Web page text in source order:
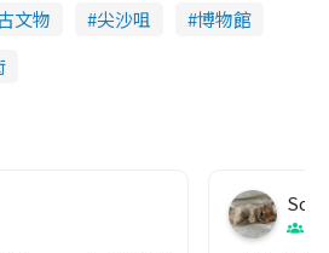
文物 尖沙咀
博物館
Soul